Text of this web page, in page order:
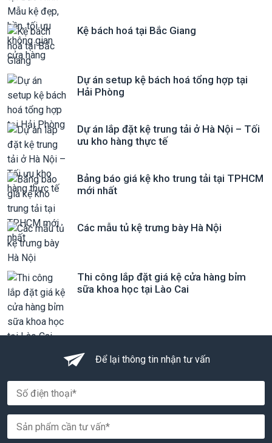
Kệ bách hoá tại Bắc Giang
Dự án setup kệ bách hoá tổng hợp tại
Hải Phòng
Dự án lắp đặt kệ trung tải ở Hà Nội – Tối
ưu kho hàng thực tế
Bảng báo giá kệ kho trung tải tại TPHCM
mới nhất
Các mẫu tủ kệ trưng bày Hà Nội
Thi công lắp đặt giá kệ cửa hàng bỉm
sữa khoa học tại Lào Cai
Để lại thông tin nhận tư vấn